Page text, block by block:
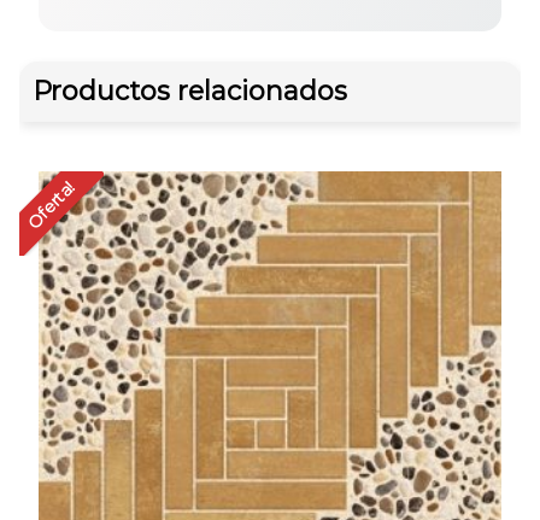
Productos relacionados
Oferta!